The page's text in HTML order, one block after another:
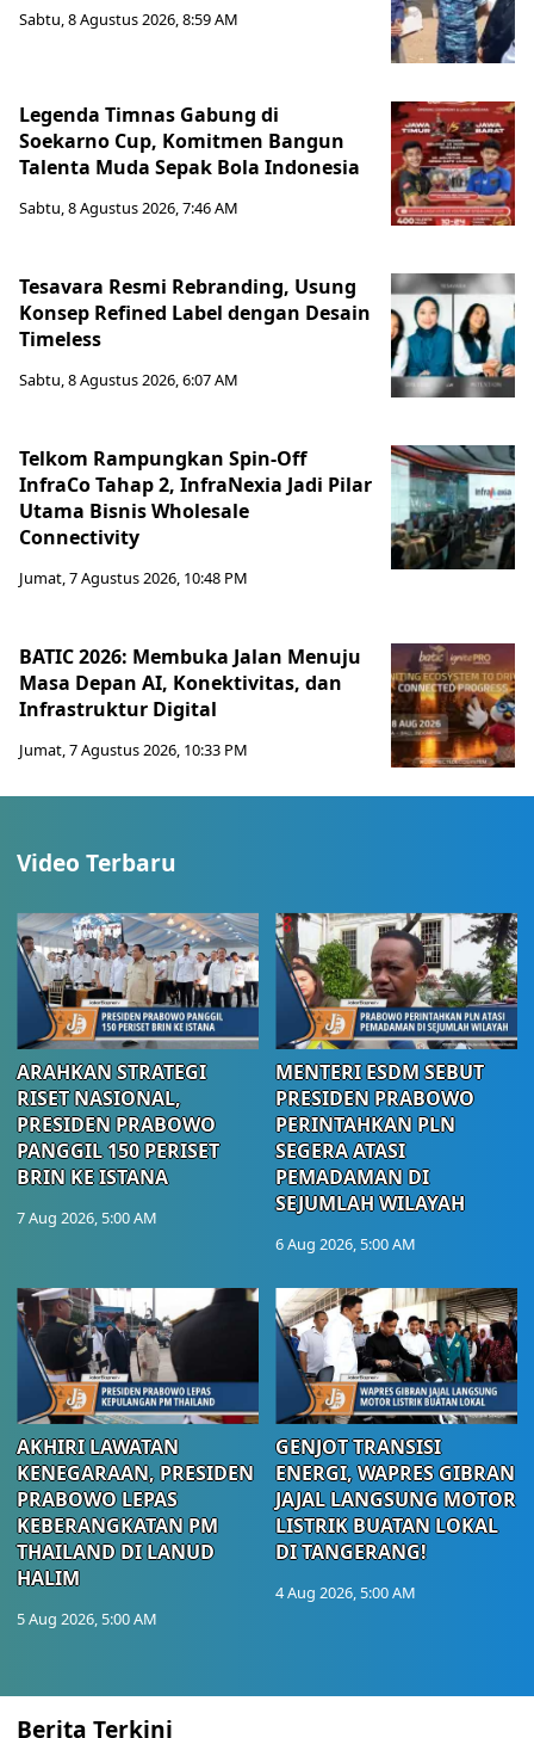
Sabtu, 8 Agustus 2026, 8:59 AM
Legenda Timnas Gabung di
Soekarno Cup, Komitmen Bangun
Talenta Muda Sepak Bola Indonesia
Sabtu, 8 Agustus 2026, 7:46 AM
Tesavara Resmi Rebranding, Usung
Konsep Refined Label dengan Desain
Timeless
Sabtu, 8 Agustus 2026, 6:07 AM
Telkom Rampungkan Spin-Off
InfraCo Tahap 2, InfraNexia Jadi Pilar
Utama Bisnis Wholesale
Connectivity
Jumat, 7 Agustus 2026, 10:48 PM
BATIC 2026: Membuka Jalan Menuju
Masa Depan AI, Konektivitas, dan
Infrastruktur Digital
Jumat, 7 Agustus 2026, 10:33 PM
Video Terbaru
ARAHKAN STRATEGI
RISET NASIONAL,
PRESIDEN PRABOWO
PANGGIL 150 PERISET
BRIN KE ISTANA
7 Aug 2026, 5:00 AM
MENTERI ESDM SEBUT
PRESIDEN PRABOWO
PERINTAHKAN PLN
SEGERA ATASI
PEMADAMAN DI
SEJUMLAH WILAYAH
6 Aug 2026, 5:00 AM
AKHIRI LAWATAN
KENEGARAAN, PRESIDEN
PRABOWO LEPAS
KEBERANGKATAN PM
THAILAND DI LANUD
HALIM
5 Aug 2026, 5:00 AM
GENJOT TRANSISI
ENERGI, WAPRES GIBRAN
JAJAL LANGSUNG MOTOR
LISTRIK BUATAN LOKAL
DI TANGERANG!
4 Aug 2026, 5:00 AM
Berita Terkini